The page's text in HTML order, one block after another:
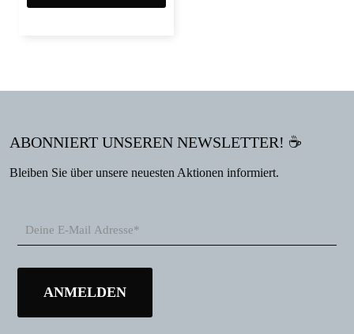
ABONNIERT UNSEREN NEWSLETTER! ☕
Bleiben Sie über unsere neuesten Aktionen informiert.